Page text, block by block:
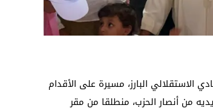
الاستقلالي البارز، مسيرة على الأقدام
من أنصار الحزب، منطلقا من مقر